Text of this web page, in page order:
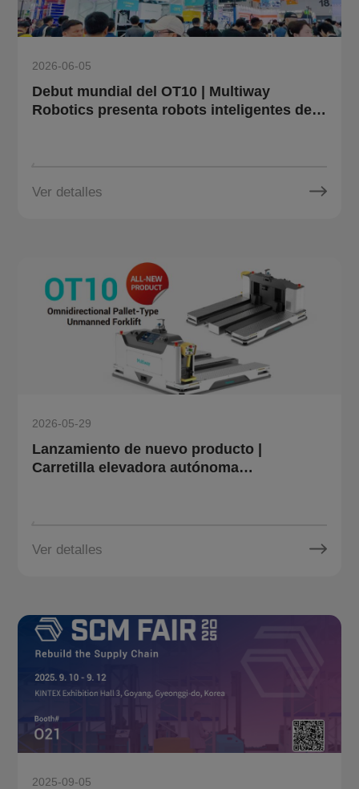
2026-06-05
Debut mundial del OT10 | Multiway
Robotics presenta robots inteligentes de
Ver detalles
2026-05-29
Lanzamiento de nuevo producto |
Carretilla elevadora autónoma
Ver detalles
2025-09-05